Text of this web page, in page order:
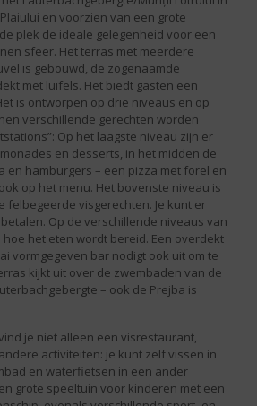
en voorzien van een grote
plek de ideale gelegenheid voor een
sfeer. Het terras met meerdere
is gebouwd, de zogenaamde
met luifels. Het biedt gasten een
is ontworpen op drie niveaus en op
verschillende gerechten worden
Op het laagste niveau zijn er
en desserts, in het midden de
en hamburgers – een pizza met forel en
op het menu. Het bovenste niveau is
felbegeerde visgerechten. Je kunt er
Op de verschillende niveaus van
het eten wordt bereid. Een overdekt
vormgegeven bar nodigt ook uit om te
kijkt uit over de zwembaden van de
– ook de Prejba is
je niet alleen een visrestaurant,
activiteiten: je kunt zelf vissen in
en waterfietsen in een ander
grote speeltuin voor kinderen met een